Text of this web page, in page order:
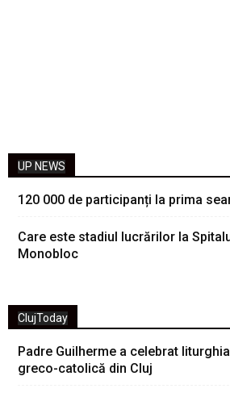
UP NEWS
120 000 de participanți la prima
Care este stadiul lucrărilor la
Monobloc
ClujToday
Padre Guilherme a celebrat
greco-catolică din Cluj